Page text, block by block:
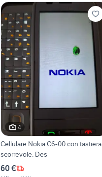
4
Cellulare Nokia C6-00 con tastiera
scorrevole. Des
60 €